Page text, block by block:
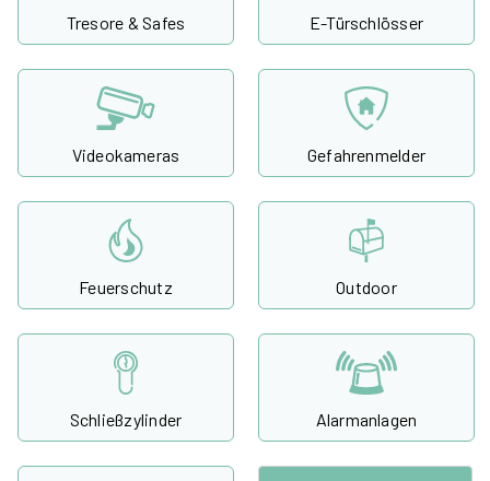
Tresore & Safes E-Türschlösser
Videokameras Gefahrenmelder
Feuerschutz Outdoor
Schließzylinder Alarmanlagen